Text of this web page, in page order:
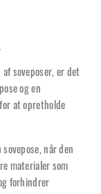
soveposer, er det
og en
at opretholde
når den
materialer som
forhindrer